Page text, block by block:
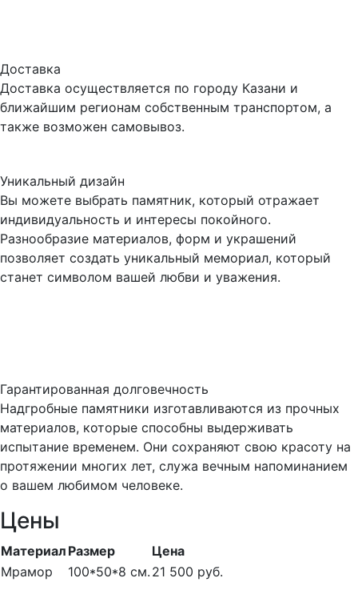
Доставка
Доставка осуществляется по городу Казани и
ближайшим регионам собственным транспортом, а
также возможен самовывоз.
Уникальный дизайн
Вы можете выбрать памятник, который отражает
индивидуальность и интересы покойного.
Разнообразие материалов, форм и украшений
позволяет создать уникальный мемориал, который
станет символом вашей любви и уважения.
Гарантированная долговечность
Надгробные памятники изготавливаются из прочных
материалов, которые способны выдерживать
испытание временем. Они сохраняют свою красоту на
протяжении многих лет, служа вечным напоминанием
о вашем любимом человеке.
Цены
Материал Размер
Цена
Мрамор
100*50*8 см. 21 500 руб.